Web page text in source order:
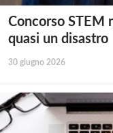
Concorso STEM
quasi un disastro
30 giugno 2026